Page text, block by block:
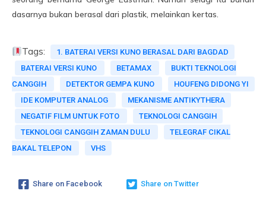
dasarnya bukan berasal dari plastik, melainkan kertas.
Tags:
1. BATERAI VERSI KUNO BERASAL DARI BAGDAD
BATERAI VERSI KUNO
BETAMAX
BUKTI TEKNOLOGI
CANGGIH
DETEKTOR GEMPA KUNO
HOUFENG DIDONG YI
IDE KOMPUTER ANALOG
MEKANISME ANTIKYTHERA
NEGATIF FILM UNTUK FOTO
TEKNOLOGI CANGGIH
TEKNOLOGI CANGGIH ZAMAN DULU
TELEGRAF CIKAL
BAKAL TELEPON
VHS
Share on Facebook Share on Twitter